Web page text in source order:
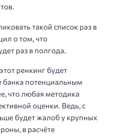
такой список раз в
о том, что
раз в полгода.
ренкинг будет
банка потенциальным
что любая методика
оценки. Ведь, с
будет жалоб у крупных
в расчёте